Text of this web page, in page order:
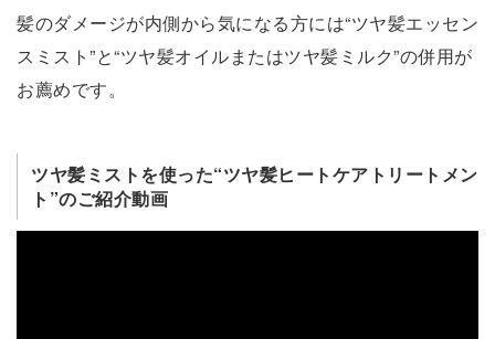
髪のダメージが内側から気になる方には“ツヤ髪エッセン
スミスト”と“ツヤ髪オイルまたはツヤ髪ミルク”の併用が
お薦めです。
ツヤ髪ミストを使った“ツヤ髪ヒートケアトリートメン
ト”のご紹介動画